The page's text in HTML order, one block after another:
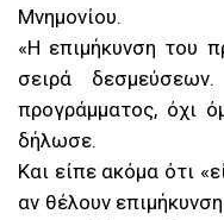
Μνημονίου.
«Η επιμήκυνση του
σειρά
προγράμματος, όχι
δήλωσε.
Και είπε ακόμα ότι
αν θέλουν